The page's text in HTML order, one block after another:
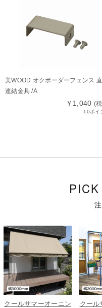
美WOOD オクボーダーフェンス
連結金具 /A
￥1,040 (
10ポイ
クールサマーオーニン
クール